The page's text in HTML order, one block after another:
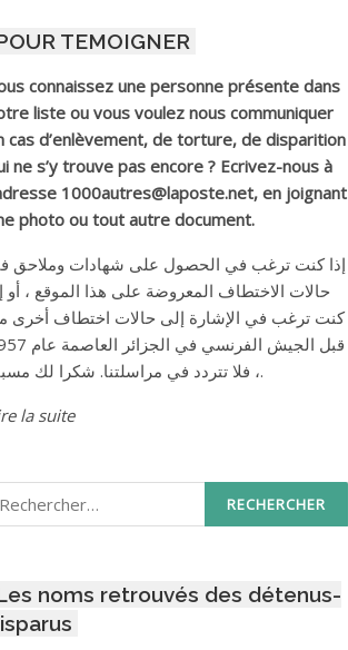
TEMOIGNER
connaissez une personne présente dans
liste ou vous voulez nous communiquer
cas d’enlèvement, de torture, de disparition
ne s’y trouve pas encore ? Ecrivez-nous à
1000autres@laposte.net, en joignant
photo ou tout autre document.
إذا كنت ترغب في الحصول على شهادات وملاحق
حالات الاختطاف المعروضة على هذا الموقع ، أو
كنت ترغب في الإشارة إلى حالات اختطاف أخرى
قبل الجيش الفرنسي في
، فلا تتردد في مراسلتنا. شكرا لك مسبقا.
la suite
:
noms retrouvés des détenus-